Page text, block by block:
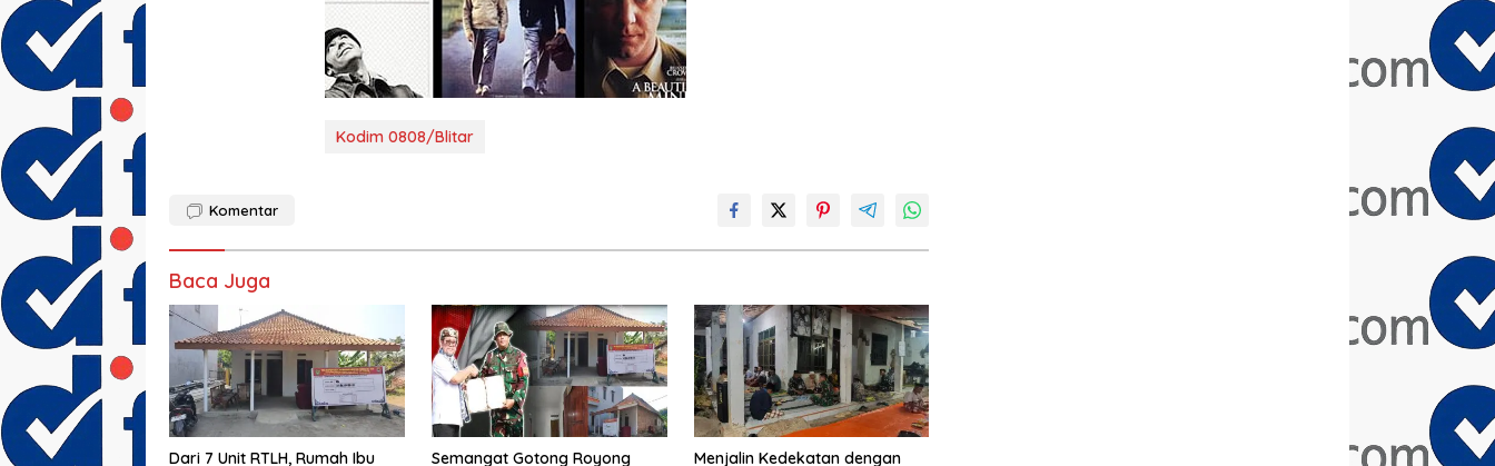
Kodim 0808/Blitar
Komentar
Baca Juga
Dari 7 Unit RTLH, Rumah Ibu Semangat Gotong Royong Menjalin Kedekatan dengan